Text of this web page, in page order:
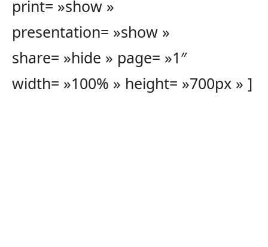
print= »show »
presentation= »show »
share= »hide » page= »1″
width= »100% » height= »700px » ]